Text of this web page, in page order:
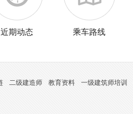
近期动态 乘车路线
二级建造师 教育资料 一级建筑师培训